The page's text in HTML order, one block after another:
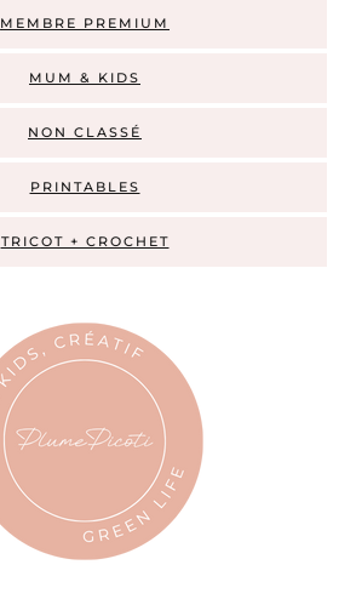
MEMBRE PREMIUM
MUM & KIDS
NON CLASSÉ
PRINTABLES
TRICOT + CROCHET